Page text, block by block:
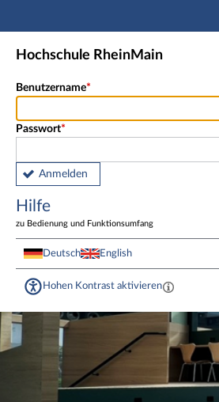
Hauptnavigation
Fußzeile
Hochschule RheinMain
Benutzername
Passwort
Anmelden
Hilfe
zu Bedienung und Funktionsumfang
Deutsch English
Hohen Kontrast aktivieren